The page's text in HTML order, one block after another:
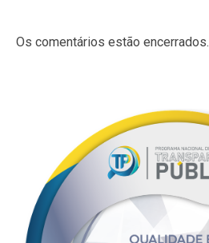
Os comentários estão encerrados.